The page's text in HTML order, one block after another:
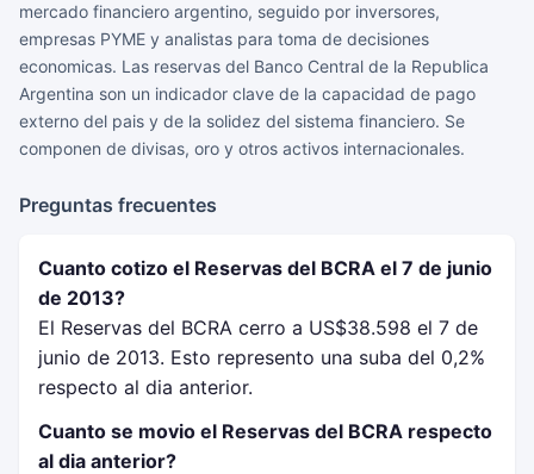
mercado financiero argentino, seguido por inversores,
empresas PYME y analistas para toma de decisiones
economicas. Las reservas del Banco Central de la Republica
Argentina son un indicador clave de la capacidad de pago
externo del pais y de la solidez del sistema financiero. Se
componen de divisas, oro y otros activos internacionales.
Preguntas frecuentes
Cuanto cotizo el Reservas del BCRA el 7 de junio
de 2013?
El Reservas del BCRA cerro a US$38.598 el 7 de
junio de 2013. Esto represento una suba del 0,2%
respecto al dia anterior.
Cuanto se movio el Reservas del BCRA respecto
al dia anterior?